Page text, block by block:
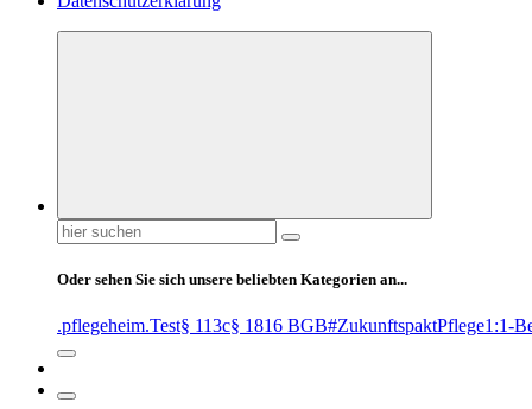
Suchen
nach:
Oder sehen Sie sich unsere beliebten Kategorien an...
.pflegeheim.Test§ 113c§ 1816 BGB#ZukunftspaktPflege1:1-